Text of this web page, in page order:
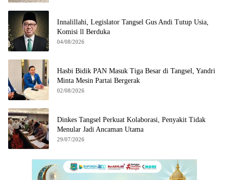
Innalillahi, Legislator Tangsel Gus Andi Tutup Usia,
Komisi ll Berduka
04/08/2026
Hasbi Bidik PAN Masuk Tiga Besar di Tangsel, Yandri
Minta Mesin Partai Bergerak
02/08/2026
Dinkes Tangsel Perkuat Kolaborasi, Penyakit Tidak
Menular Jadi Ancaman Utama
29/07/2026